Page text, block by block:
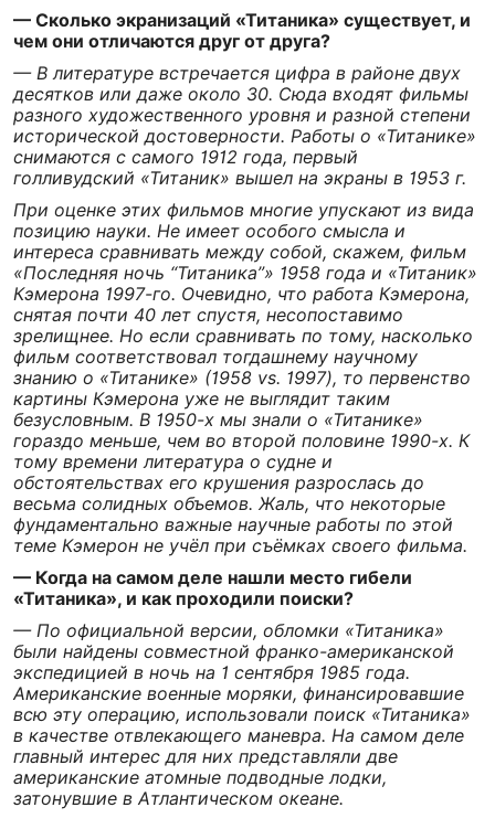
— Сколько экранизаций «Титаника» существует, и
чем они отличаются друг от друга?
— В литературе встречается цифра в районе двух
десятков или даже около 30. Сюда входят фильмы
разного художественного уровня и разной степени
исторической достоверности. Работы о «Титанике»
снимаются с самого 1912 года, первый
голливудский «Титаник» вышел на экраны в 1953 г.
При оценке этих фильмов многие упускают из вида
позицию науки. Не имеет особого смысла и
интереса сравнивать между собой, скажем, фильм
«Последняя ночь “Титаника”» 1958 года и «Титаник»
Кэмерона 1997-го. Очевидно, что работа Кэмерона,
снятая почти 40 лет спустя, несопоставимо
зрелищнее. Но если сравнивать по тому, насколько
фильм соответствовал тогдашнему научному
знанию о «Титанике» (1958 vs. 1997), то первенство
картины Кэмерона уже не выглядит таким
безусловным. В 1950-х мы знали о «Титанике»
гораздо меньше, чем во второй половине 1990-х. К
тому времени литература о судне и
обстоятельствах его крушения разрослась до
весьма солидных объемов. Жаль, что некоторые
фундаментально важные научные работы по этой
теме Кэмерон не учёл при съёмках своего фильма.
— Когда на самом деле нашли место гибели
«Титаника», и как проходили поиски?
— По официальной версии, обломки «Титаника»
были найдены совместной франко-американской
экспедицией в ночь на 1 сентября 1985 года.
Американские военные моряки, финансировавшие
всю эту операцию, использовали поиск «Титаника»
в качестве отвлекающего маневра. На самом деле
главный интерес для них представляли две
американские атомные подводные лодки,
затонувшие в Атлантическом океане.